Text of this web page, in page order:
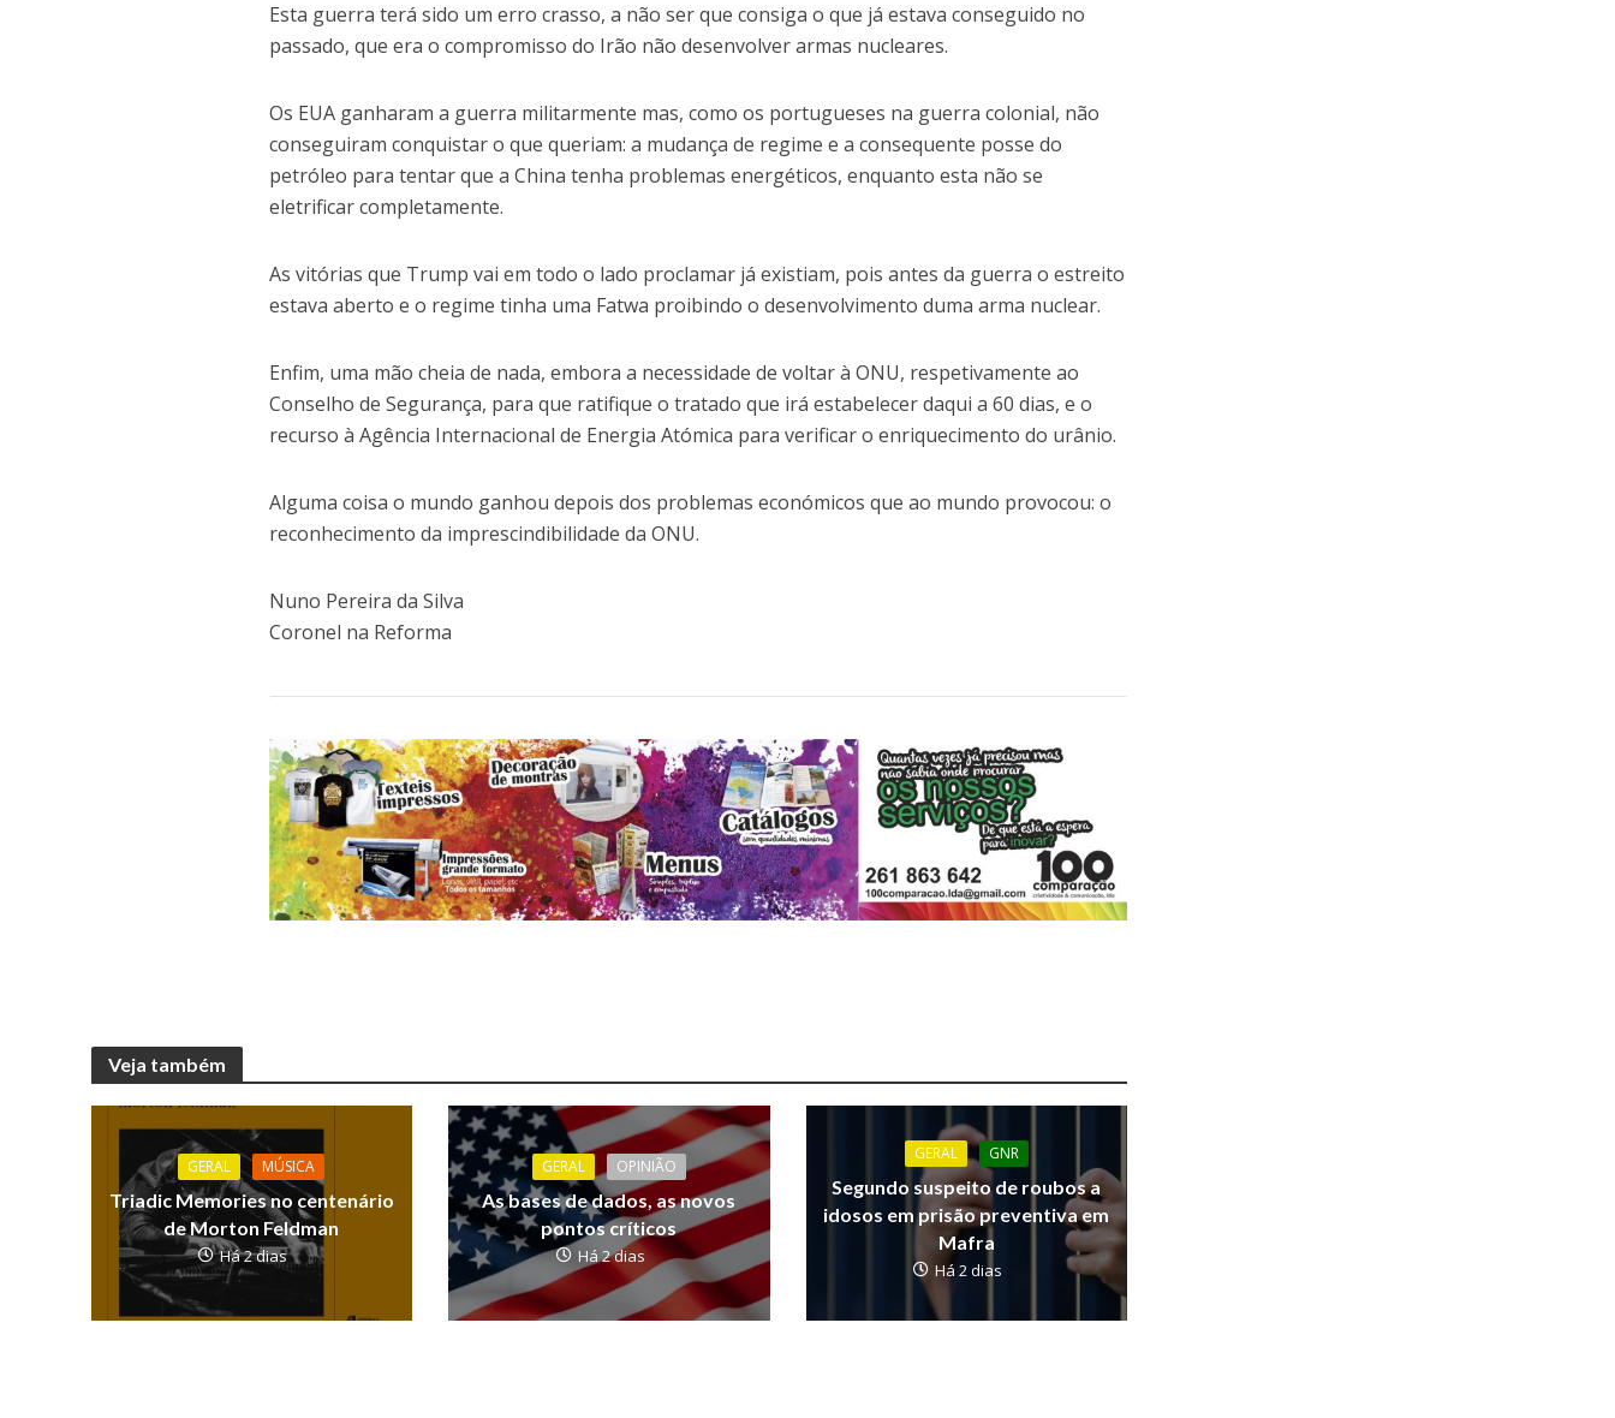
Esta guerra terá sido um erro crasso, a não ser que consiga o que já estava conseguido no
passado, que era o compromisso do Irão não desenvolver armas nucleares.
Os EUA ganharam a guerra militarmente mas, como os portugueses na guerra colonial, não
conseguiram conquistar o que queriam: a mudança de regime e a consequente posse do
petróleo para tentar que a China tenha problemas energéticos, enquanto esta não se
eletrificar completamente.
As vitórias que Trump vai em todo o lado proclamar já existiam, pois antes da guerra o estreito
estava aberto e o regime tinha uma Fatwa proibindo o desenvolvimento duma arma nuclear.
Enfim, uma mão cheia de nada, embora a necessidade de voltar à ONU, respetivamente ao
Conselho de Segurança, para que ratifique o tratado que irá estabelecer daqui a 60 dias, e o
recurso à Agência Internacional de Energia Atómica para verificar o enriquecimento do urânio.
Alguma coisa o mundo ganhou depois dos problemas económicos que ao mundo provocou: o
reconhecimento da imprescindibilidade da ONU.
Nuno Pereira da Silva
Coronel na Reforma
Veja também
GERAL MÚSICA
Triadic Memories no centenário
de Morton Feldman
Há 2 dias
GERAL OPINIÃO
As bases de dados, as novos
pontos críticos
Há 2 dias
GERAL GNR
Segundo suspeito de roubos a
idosos em prisão preventiva em
Mafra
Há 2 dias